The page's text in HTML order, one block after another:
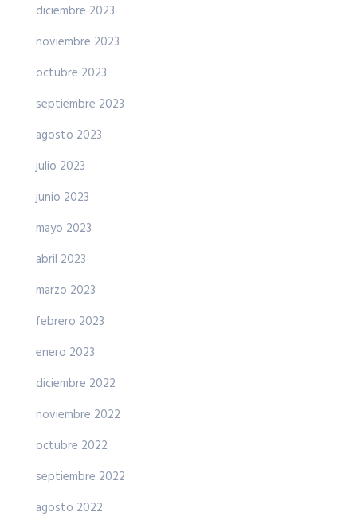
diciembre 2023
noviembre 2023
octubre 2023
septiembre 2023
agosto 2023
julio 2023
junio 2023
mayo 2023
abril 2023
marzo 2023
febrero 2023
enero 2023
diciembre 2022
noviembre 2022
octubre 2022
septiembre 2022
agosto 2022